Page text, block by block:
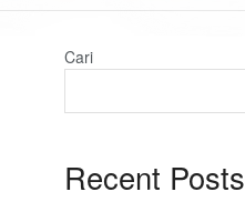
Cari
Recent Posts